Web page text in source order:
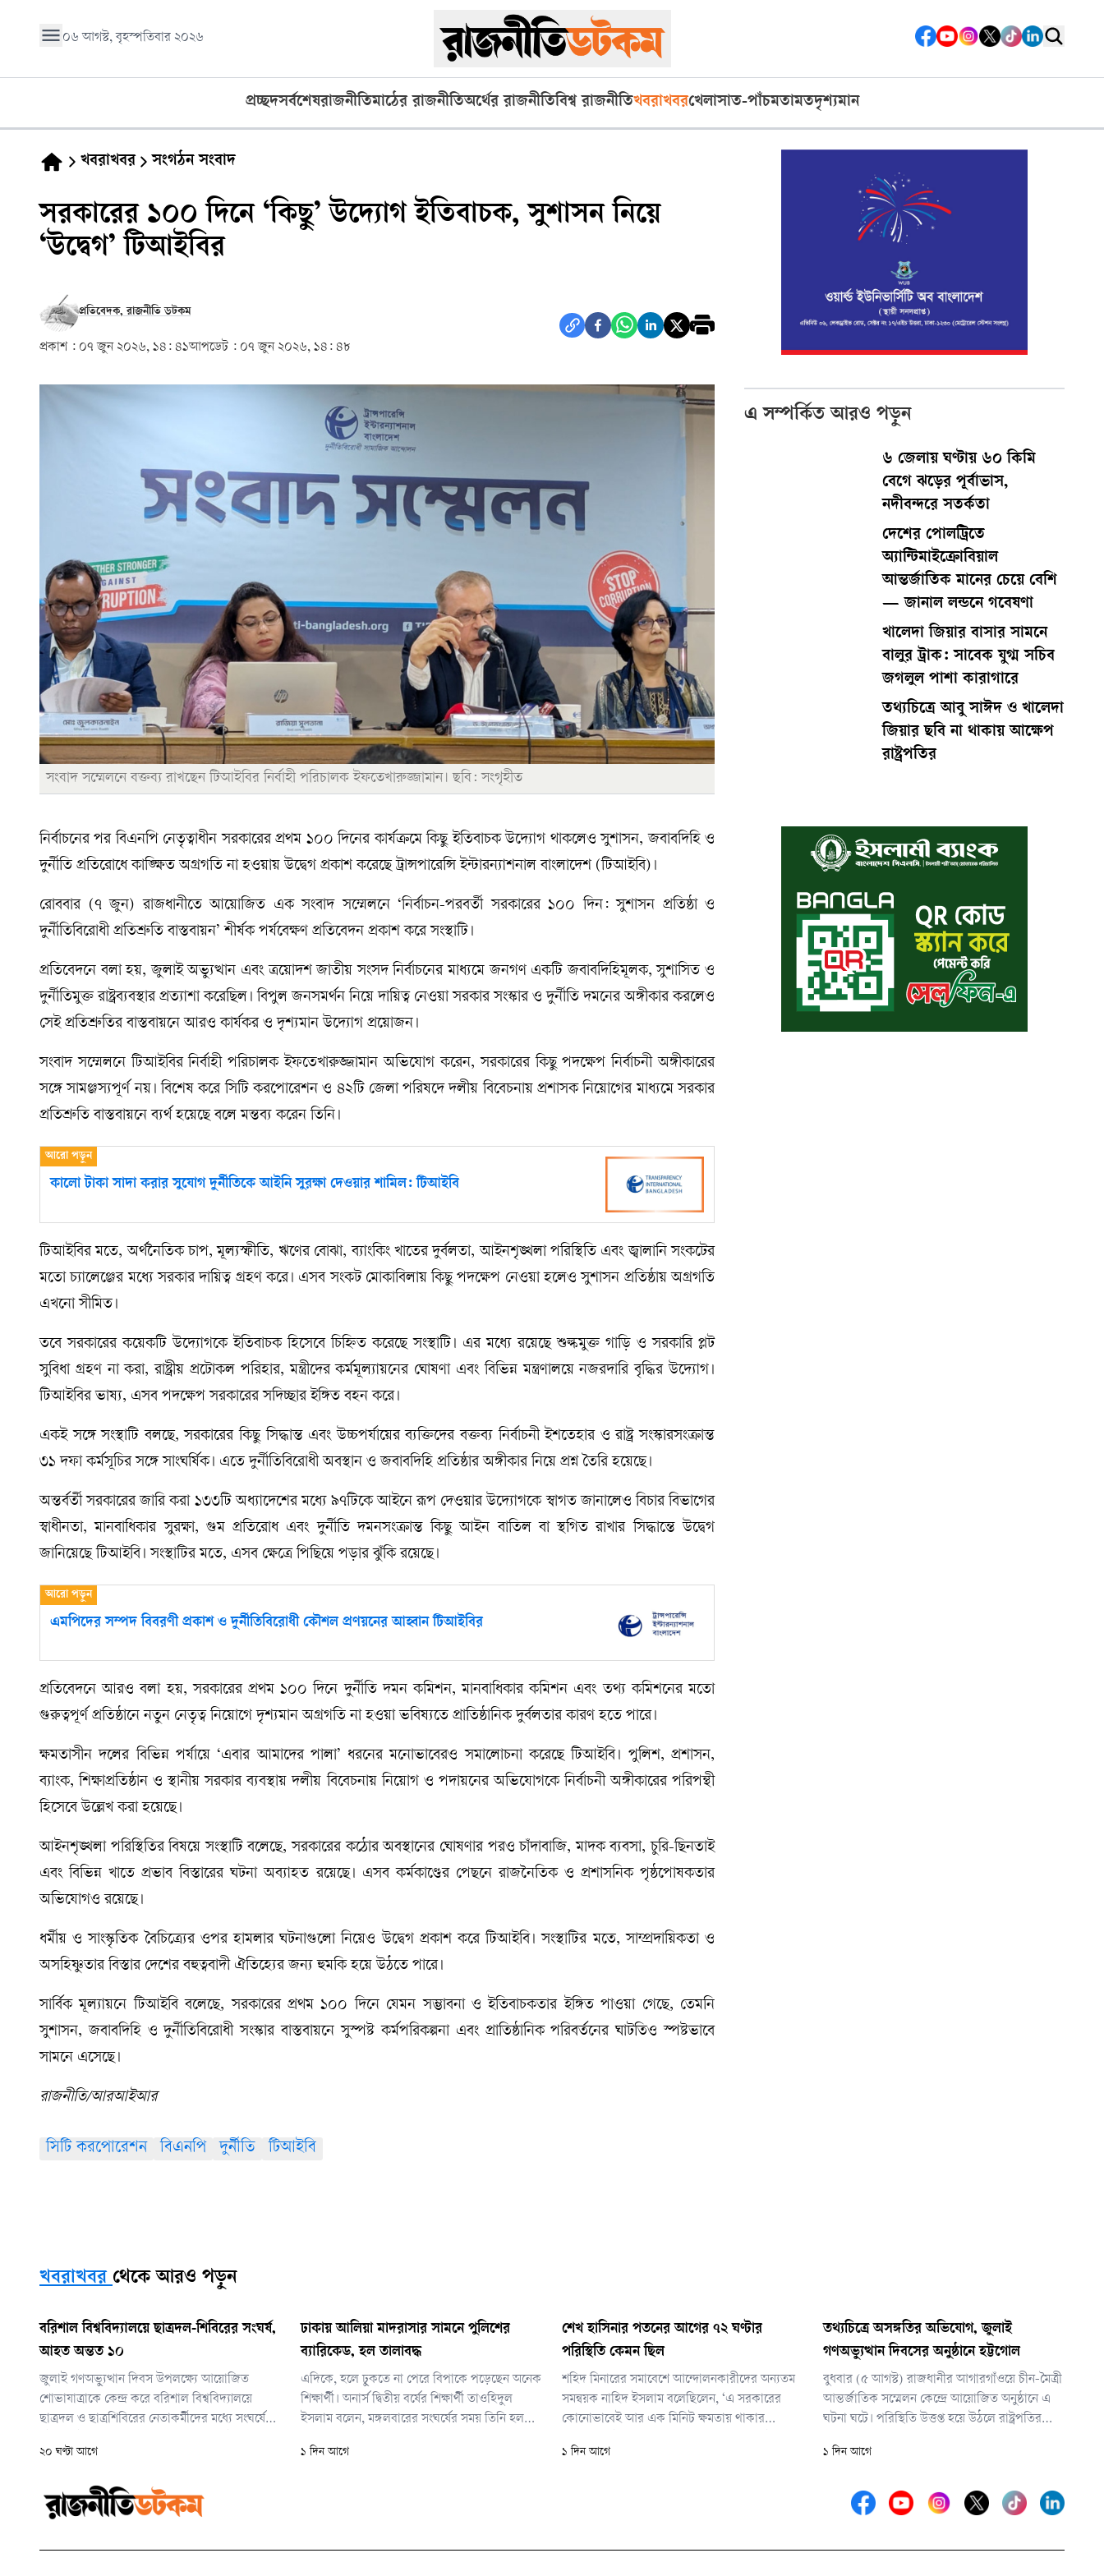
০৬ আগস্ট, বৃহস্পতিবার ২০২৬
প্রচ্ছদসর্বশেষরাজনীতিমাঠের রাজনীতিঅর্থের রাজনীতিবিশ্ব রাজনীতিখবরাখবরখেলাসাত-পাঁচমতামতদৃশ্যমান
খবরাখবর সংগঠন সংবাদ
সরকারের ১০০ দিনে ‘কিছু’ উদ্যোগ ইতিবাচক, সুশাসন নিয়ে
‘উদ্বেগ’ টিআইবির
প্রতিবেদক, রাজনীতি ডটকম
প্রকাশ : ০৭ জুন ২০২৬, ১৪: ৪১আপডেট : ০৭ জুন ২০২৬, ১৪: ৪৮
সংবাদ সম্মেলনে বক্তব্য রাখছেন টিআইবির নির্বাহী পরিচালক ইফতেখারুজ্জামান। ছবি: সংগৃহীত
নির্বাচনের পর বিএনপি নেতৃত্বাধীন সরকারের প্রথম ১০০ দিনের কার্যক্রমে কিছু ইতিবাচক উদ্যোগ থাকলেও সুশাসন, জবাবদিহি ও
দুর্নীতি প্রতিরোধে কাঙ্ক্ষিত অগ্রগতি না হওয়ায় উদ্বেগ প্রকাশ করেছে ট্রান্সপারেন্সি ইন্টারন্যাশনাল বাংলাদেশ (টিআইবি)।
রোববার (৭ জুন) রাজধানীতে আয়োজিত এক সংবাদ সম্মেলনে ‘নির্বাচন-পরবর্তী সরকারের ১০০ দিন: সুশাসন প্রতিষ্ঠা ও
দুর্নীতিবিরোধী প্রতিশ্রুতি বাস্তবায়ন’ শীর্ষক পর্যবেক্ষণ প্রতিবেদন প্রকাশ করে সংস্থাটি।
প্রতিবেদনে বলা হয়, জুলাই অভ্যুত্থান এবং ত্রয়োদশ জাতীয় সংসদ নির্বাচনের মাধ্যমে জনগণ একটি জবাবদিহিমূলক, সুশাসিত ও
দুর্নীতিমুক্ত রাষ্ট্রব্যবস্থার প্রত্যাশা করেছিল। বিপুল জনসমর্থন নিয়ে দায়িত্ব নেওয়া সরকার সংস্কার ও দুর্নীতি দমনের অঙ্গীকার করলেও
সেই প্রতিশ্রুতির বাস্তবায়নে আরও কার্যকর ও দৃশ্যমান উদ্যোগ প্রয়োজন।
সংবাদ সম্মেলনে টিআইবির নির্বাহী পরিচালক ইফতেখারুজ্জামান অভিযোগ করেন, সরকারের কিছু পদক্ষেপ নির্বাচনী অঙ্গীকারের
সঙ্গে সামঞ্জস্যপূর্ণ নয়। বিশেষ করে সিটি করপোরেশন ও ৪২টি জেলা পরিষদে দলীয় বিবেচনায় প্রশাসক নিয়োগের মাধ্যমে সরকার
প্রতিশ্রুতি বাস্তবায়নে ব্যর্থ হয়েছে বলে মন্তব্য করেন তিনি।
কালো টাকা সাদা করার সুযোগ দুর্নীতিকে আইনি সুরক্ষা দেওয়ার শামিল: টিআইবি
টিআইবির মতে, অর্থনৈতিক চাপ, মূল্যস্ফীতি, ঋণের বোঝা, ব্যাংকিং খাতের দুর্বলতা, আইনশৃঙ্খলা পরিস্থিতি এবং জ্বালানি সংকটের
মতো চ্যালেঞ্জের মধ্যে সরকার দায়িত্ব গ্রহণ করে। এসব সংকট মোকাবিলায় কিছু পদক্ষেপ নেওয়া হলেও সুশাসন প্রতিষ্ঠায় অগ্রগতি
এখনো সীমিত।
তবে সরকারের কয়েকটি উদ্যোগকে ইতিবাচক হিসেবে চিহ্নিত করেছে সংস্থাটি। এর মধ্যে রয়েছে শুল্কমুক্ত গাড়ি ও সরকারি প্লট
সুবিধা গ্রহণ না করা, রাষ্ট্রীয় প্রটোকল পরিহার, মন্ত্রীদের কর্মমূল্যায়নের ঘোষণা এবং বিভিন্ন মন্ত্রণালয়ে নজরদারি বৃদ্ধির উদ্যোগ।
টিআইবির ভাষ্য, এসব পদক্ষেপ সরকারের সদিচ্ছার ইঙ্গিত বহন করে।
একই সঙ্গে সংস্থাটি বলছে, সরকারের কিছু সিদ্ধান্ত এবং উচ্চপর্যায়ের ব্যক্তিদের বক্তব্য নির্বাচনী ইশতেহার ও রাষ্ট্র সংস্কারসংক্রান্ত
৩১ দফা কর্মসূচির সঙ্গে সাংঘর্ষিক। এতে দুর্নীতিবিরোধী অবস্থান ও জবাবদিহি প্রতিষ্ঠার অঙ্গীকার নিয়ে প্রশ্ন তৈরি হয়েছে।
অন্তর্বর্তী সরকারের জারি করা ১৩৩টি অধ্যাদেশের মধ্যে ৯৭টিকে আইনে রূপ দেওয়ার উদ্যোগকে স্বাগত জানালেও বিচার বিভাগের
স্বাধীনতা, মানবাধিকার সুরক্ষা, গুম প্রতিরোধ এবং দুর্নীতি দমনসংক্রান্ত কিছু আইন বাতিল বা স্থগিত রাখার সিদ্ধান্তে উদ্বেগ
জানিয়েছে টিআইবি। সংস্থাটির মতে, এসব ক্ষেত্রে পিছিয়ে পড়ার ঝুঁকি রয়েছে।
এমপিদের সম্পদ বিবরণী প্রকাশ ও দুর্নীতিবিরোধী কৌশল প্রণয়নের আহ্বান টিআইবির
প্রতিবেদনে আরও বলা হয়, সরকারের প্রথম ১০০ দিনে দুর্নীতি দমন কমিশন, মানবাধিকার কমিশন এবং তথ্য কমিশনের মতো
গুরুত্বপূর্ণ প্রতিষ্ঠানে নতুন নেতৃত্ব নিয়োগে দৃশ্যমান অগ্রগতি না হওয়া ভবিষ্যতে প্রাতিষ্ঠানিক দুর্বলতার কারণ হতে পারে।
ক্ষমতাসীন দলের বিভিন্ন পর্যায়ে ‘এবার আমাদের পালা’ ধরনের মনোভাবেরও সমালোচনা করেছে টিআইবি। পুলিশ, প্রশাসন,
ব্যাংক, শিক্ষাপ্রতিষ্ঠান ও স্থানীয় সরকার ব্যবস্থায় দলীয় বিবেচনায় নিয়োগ ও পদায়নের অভিযোগকে নির্বাচনী অঙ্গীকারের পরিপন্থী
হিসেবে উল্লেখ করা হয়েছে।
আইনশৃঙ্খলা পরিস্থিতির বিষয়ে সংস্থাটি বলেছে, সরকারের কঠোর অবস্থানের ঘোষণার পরও চাঁদাবাজি, মাদক ব্যবসা, চুরি-ছিনতাই
এবং বিভিন্ন খাতে প্রভাব বিস্তারের ঘটনা অব্যাহত রয়েছে। এসব কর্মকাণ্ডের পেছনে রাজনৈতিক ও প্রশাসনিক পৃষ্ঠপোষকতার
অভিযোগও রয়েছে।
ধর্মীয় ও সাংস্কৃতিক বৈচিত্র্যের ওপর হামলার ঘটনাগুলো নিয়েও উদ্বেগ প্রকাশ করে টিআইবি। সংস্থাটির মতে, সাম্প্রদায়িকতা ও
অসহিষ্ণুতার বিস্তার দেশের বহুত্ববাদী ঐতিহ্যের জন্য হুমকি হয়ে উঠতে পারে।
সার্বিক মূল্যায়নে টিআইবি বলেছে, সরকারের প্রথম ১০০ দিনে যেমন সম্ভাবনা ও ইতিবাচকতার ইঙ্গিত পাওয়া গেছে, তেমনি
সুশাসন, জবাবদিহি ও দুর্নীতিবিরোধী সংস্কার বাস্তবায়নে সুস্পষ্ট কর্মপরিকল্পনা এবং প্রাতিষ্ঠানিক পরিবর্তনের ঘাটতিও স্পষ্টভাবে
সামনে এসেছে।
রাজনীতি/আরআইআর
সিটি করপোরেশন বিএনপি দুর্নীতি টিআইবি
এ সম্পর্কিত আরও পড়ুন
৬ জেলায় ঘণ্টায় ৬০ কিমি
বেগে ঝড়ের পূর্বাভাস,
নদীবন্দরে সতর্কতা
দেশের পোলট্রিতে
অ্যান্টিমাইক্রোবিয়াল
আন্তর্জাতিক মানের চেয়ে বেশি
— জানাল লন্ডনে গবেষণা
খালেদা জিয়ার বাসার সামনে
বালুর ট্রাক: সাবেক যুগ্ম সচিব
জগলুল পাশা কারাগারে
তথ্যচিত্রে আবু সাঈদ ও খালেদা
জিয়ার ছবি না থাকায় আক্ষেপ
রাষ্ট্রপতির
খবরাখবর থেকে আরও পড়ুন
বরিশাল বিশ্ববিদ্যালয়ে ছাত্রদল-শিবিরের সংঘর্ষ,
আহত অন্তত ১০
জুলাই গণঅভ্যুত্থান দিবস উপলক্ষ্যে আয়োজিত
শোভাযাত্রাকে কেন্দ্র করে বরিশাল বিশ্ববিদ্যালয়ে
ছাত্রদল ও ছাত্রশিবিরের নেতাকর্মীদের মধ্যে সংঘর্ষের
সাড়ে ১০টার মধ্যে কয়েক দফায় পালটাপালটি ধাওয়া
২০ ঘণ্টা আগে
ঢাকায় আলিয়া মাদরাসার সামনে পুলিশের
ব্যারিকেড, হল তালাবদ্ধ
এদিকে, হলে ঢুকতে না পেরে বিপাকে পড়েছেন অনেক
শিক্ষার্থী। অনার্স দ্বিতীয় বর্ষের শিক্ষার্থী তাওহিদুল
ইসলাম বলেন, মঙ্গলবারের সংঘর্ষের সময় তিনি হল
১ দিন আগে
শেখ হাসিনার পতনের আগের ৭২ ঘণ্টার
পরিস্থিতি কেমন ছিল
শহিদ মিনারের সমাবেশে আন্দোলনকারীদের অন্যতম
সমন্বয়ক নাহিদ ইসলাম বলেছিলেন, ‘এ সরকারের
কোনোভাবেই আর এক মিনিট ক্ষমতায় থাকার
না; বরং খুন, লুটপাট, দুর্নীতি এদেশে হয়েছে তার
১ দিন আগে
তথ্যচিত্রে অসঙ্গতির অভিযোগ, জুলাই
গণঅভ্যুত্থান দিবসের অনুষ্ঠানে হট্টগোল
বুধবার (৫ আগস্ট) রাজধানীর আগারগাঁওয়ে চীন-মৈত্রী
আন্তর্জাতিক সম্মেলন কেন্দ্রে আয়োজিত অনুষ্ঠানে এ
ঘটনা ঘটে। পরিস্থিতি উত্তপ্ত হয়ে উঠলে রাষ্ট্রপতির
অবস্থান নেন।
১ দিন আগে